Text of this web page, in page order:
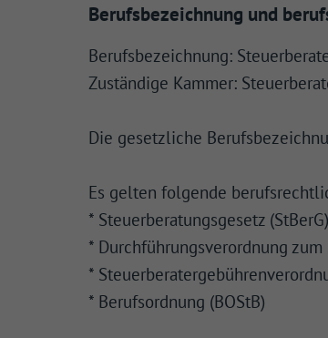
Berufsbezeichnung und
Berufsbezeichnung:
Zuständige Kammer:
Die gesetzliche
Es gelten folgende
* Steuerberatungsgesetz (StBerG)
* Durchführungsverordnung zum
*
* Berufsordnung (BOStB)